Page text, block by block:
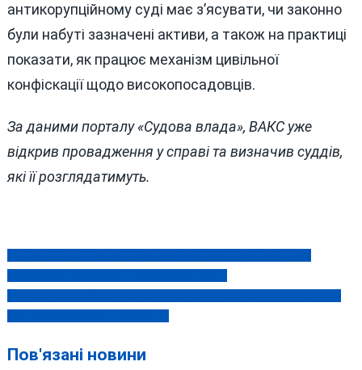
антикорупційному суді має з’ясувати, чи законно
були набуті зазначені активи, а також на практиці
показати, як працює механізм цивільної
конфіскації щодо високопосадовців.
За даними порталу «Судова влада», ВАКС уже
відкрив провадження у справі та визначив суддів,
які її розглядатимуть.
Навігація
записів
Пов'язані новини